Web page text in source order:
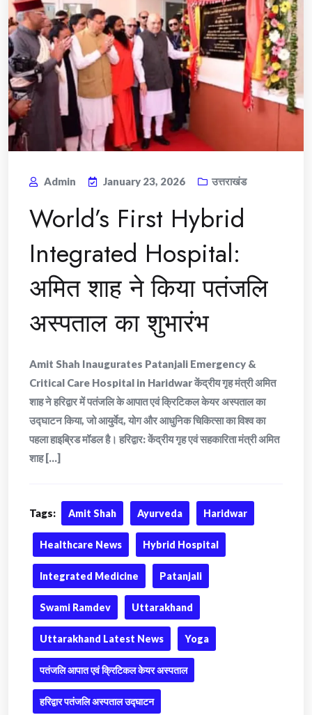
Admin January 23, 2026 उत्तराखंड
World’s First Hybrid
Integrated Hospital:
अमित शाह ने किया पतंजलि
अस्पताल का शुभारंभ
Amit Shah Inaugurates Patanjali Emergency &
Critical Care Hospital in Haridwar केंद्रीय गृह मंत्री अमित
शाह ने हरिद्वार में पतंजलि के आपात एवं क्रिटिकल केयर अस्पताल का
उद्घाटन किया, जो आयुर्वेद, योग और आधुनिक चिकित्सा का विश्व का
पहला हाइब्रिड मॉडल है। हरिद्वार: केंद्रीय गृह एवं सहकारिता मंत्री अमित
शाह [...]
Tags: Amit Shah Ayurveda Haridwar
Healthcare News Hybrid Hospital
Integrated Medicine Patanjali
Swami Ramdev Uttarakhand
Uttarakhand Latest News Yoga
पतंजलि आपात एवं क्रिटिकल केयर अस्पताल
हरिद्वार पतंजलि अस्पताल उद्घाटन